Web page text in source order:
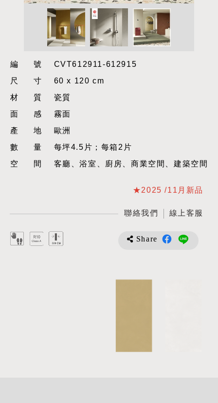
編號CVT612911-612915
尺寸60 x 120 cm
材質瓷質
面感霧面
產地歐洲
數量每坪4.5片；每箱2片
空間客廳、浴室、廚房、商業空間、建築空間
★2025 /11月新品
聯絡我們 線上客服
Share